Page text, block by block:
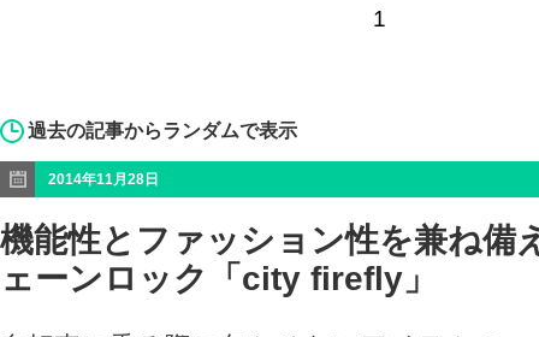
1
過去の記事からランダムで表示
2014年11月28日
機能性とファッション性を兼ね備
ェーンロック「city firefly」